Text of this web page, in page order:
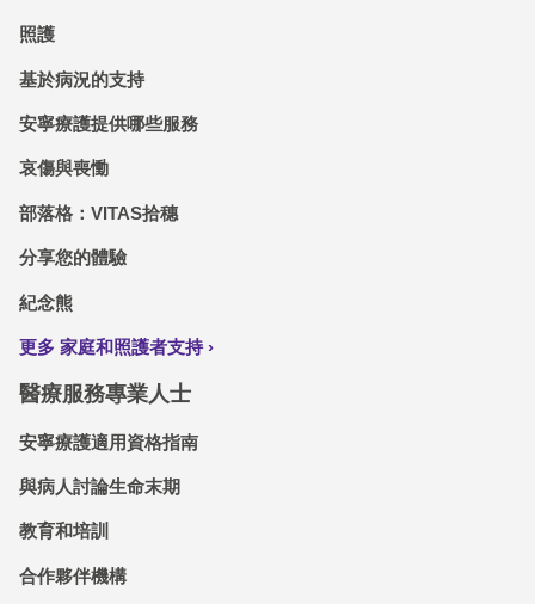
照護
基於病況的支持
安寧療護提供哪些服務
哀傷與喪慟
部落格：VITAS拾穗
分享您的體驗
紀念熊
更多 家庭和照護者支持
醫療服務專業人士
安寧療護適用資格指南
與病人討論生命末期
教育和培訓
合作夥伴機構